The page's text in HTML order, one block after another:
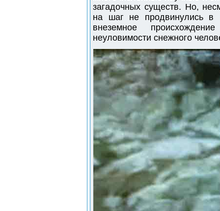
загадочных существ. Но,
на шаг не продвинулись в
внеземное
неуловимости снежного